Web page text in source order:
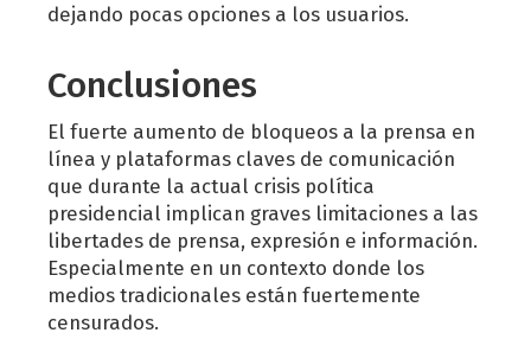
dejando pocas opciones a los usuarios.
Conclusiones
El fuerte aumento de bloqueos a la prensa en
línea y plataformas claves de comunicación
que durante la actual crisis política
presidencial implican graves limitaciones a las
libertades de prensa, expresión e información.
Especialmente en un contexto donde los
medios tradicionales están fuertemente
censurados.